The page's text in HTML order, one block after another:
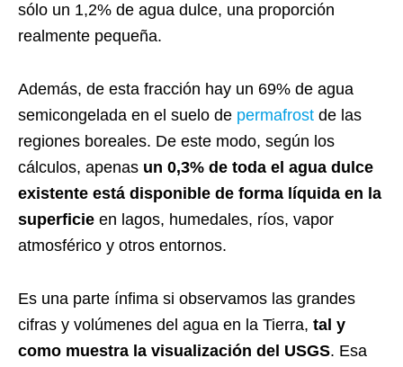
sólo un 1,2% de agua dulce, una proporción
realmente pequeña.
Además, de esta fracción hay un 69% de agua
semicongelada en el suelo de permafrost de las
regiones boreales. De este modo, según los
cálculos, apenas un 0,3% de toda el agua dulce
existente está disponible de forma líquida en la
superficie en lagos, humedales, ríos, vapor
atmosférico y otros entornos.
Es una parte ínfima si observamos las grandes
cifras y volúmenes del agua en la Tierra, tal y
como muestra la visualización del USGS. Esa